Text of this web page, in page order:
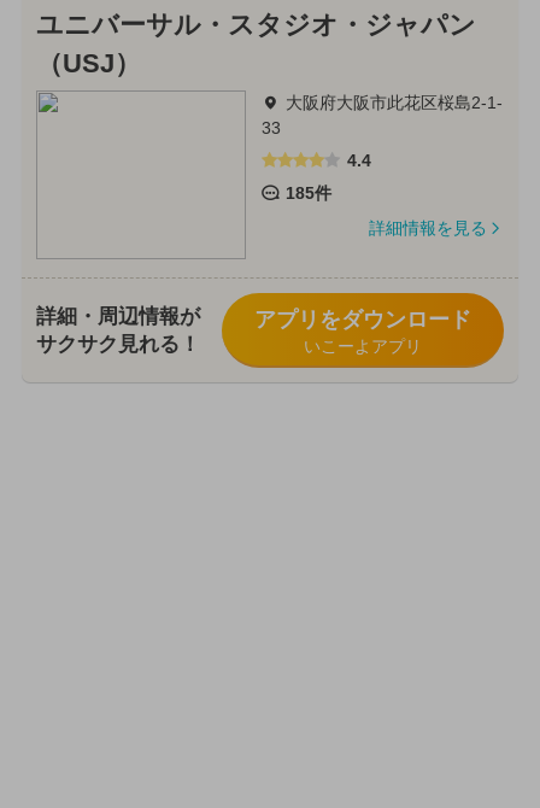
ユニバーサル・スタジオ・ジャパン
（USJ）
大阪府大阪市此花区桜島2-1-
33
4.4
185件
詳細情報を見る
詳細・周辺情報が
サクサク見れる！
アプリをダウンロード
いこーよアプリ